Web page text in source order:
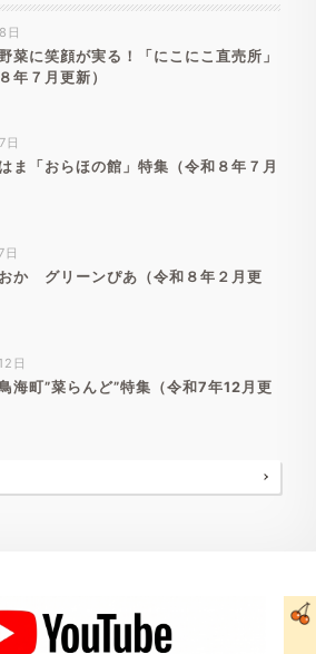
日
菜に笑顔が実る！「にこにこ直売所」
年７月更新）
日
ま「おらほの館」特集（令和８年７月
か グリーンぴあ（令和８年２月更
日
海町”菜らんど”特集（令和7年12月更